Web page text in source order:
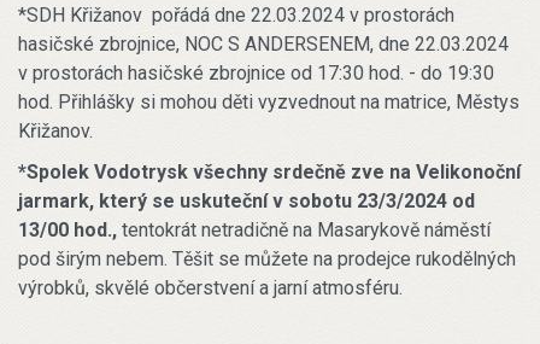
*SDH Křižanov pořádá dne 22.03.2024 v prostorách
hasičské zbrojnice, NOC S ANDERSENEM, dne 22.03.2024
v prostorách hasičské zbrojnice od 17:30 hod. - do 19:30
hod. Přihlášky si mohou děti vyzvednout na matrice, Městys
Křižanov.
*Spolek Vodotrysk všechny srdečně zve na Velikonoční
jarmark, který se uskuteční v sobotu 23/3/2024 od
13/00 hod., tentokrát netradičně na Masarykově náměstí
pod širým nebem. Těšit se můžete na prodejce rukodělných
výrobků, skvělé občerstvení a jarní atmosféru.